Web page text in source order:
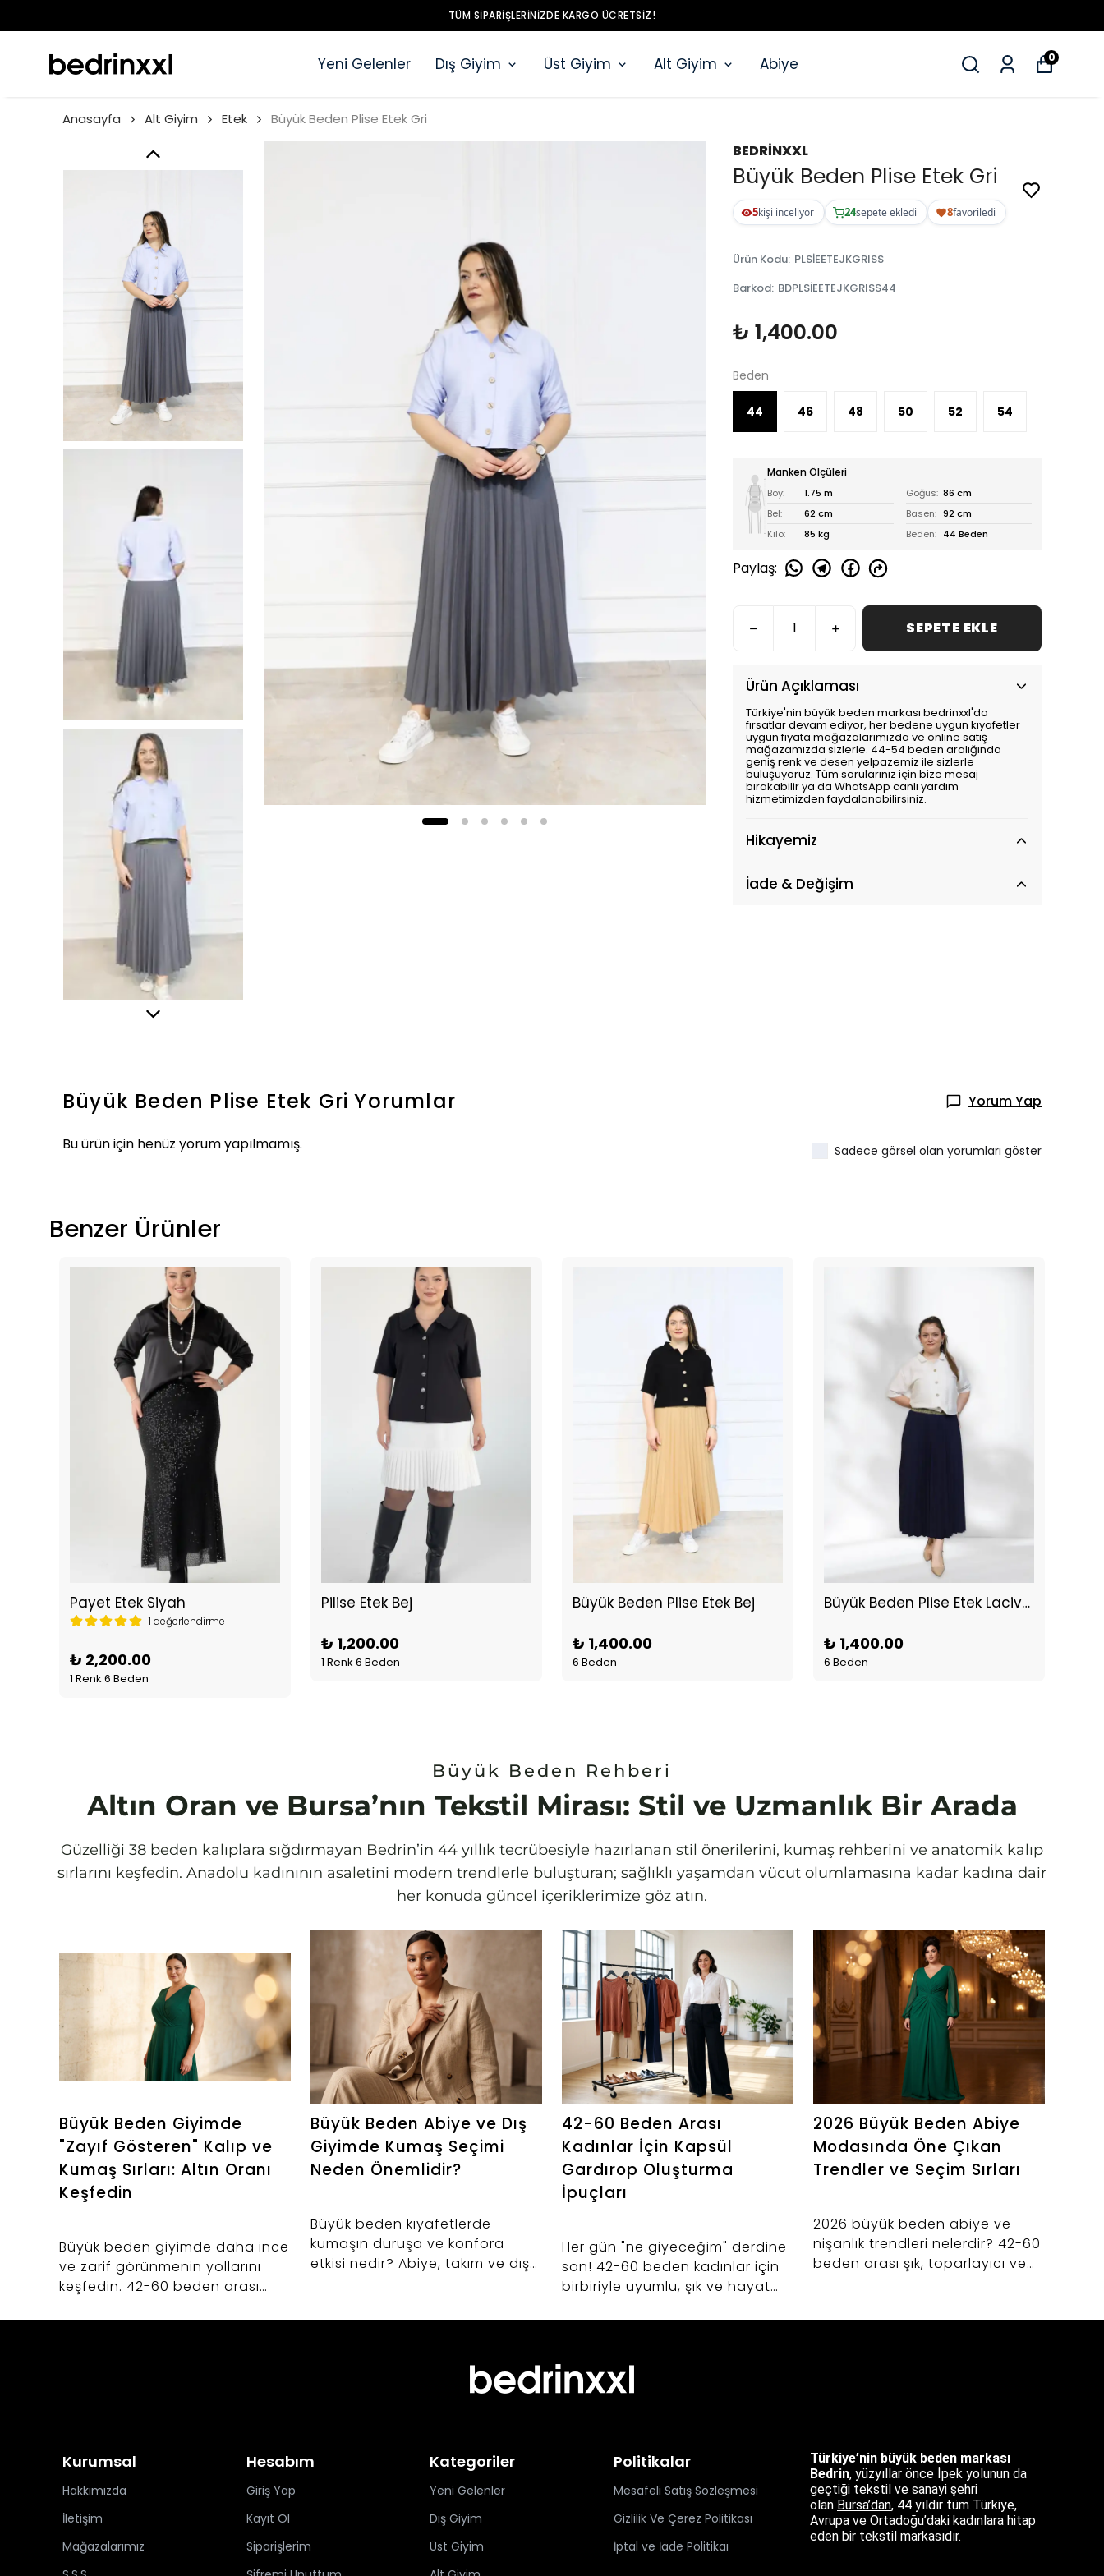
TÜM SIPARIŞLERINIZDE KARGO ÜCRETSIZ!
Yeni Gelenler Dış Giyim Üst Giyim Alt Giyim Abiye 0
Anasayfa Alt Giyim Etek Büyük Beden Plise Etek Gri
BEDRİNXXL
Büyük Beden Plise Etek Gri
5kişi inceliyor 24sepete ekledi 8favoriledi
Ürün Kodu: PLSİEETEJKGRISS
Barkod: BDPLSİEETEJKGRISS44
₺ 1,400.00
Beden
44 46 48 50 52 54
Manken Ölçüleri
Boy: 1.75 m Göğüs: 86 cm
Bel:
62 cm Basen: 92 cm
Kilo:
85 kg Beden: 44 Beden
Paylaş:
SEPETE EKLE
Ürün Açıklaması
Türkiye'nin büyük beden markası bedrinxxl'da
fırsatlar devam ediyor, her bedene uygun kıyafetler
uygun fiyata mağazalarımızda ve online satış
mağazamızda sizlerle. 44-54 beden aralığında
geniş renk ve desen yelpazemiz ile sizlerle
buluşuyoruz. Tüm sorularınız için bize mesaj
bırakabilir ya da WhatsApp canlı yardım
hizmetimizden faydalanabilirsiniz.
Hikayemiz
İade & Değişim
Büyük Beden Plise Etek Gri Yorumlar Yorum Yap
Bu ürün için henüz yorum yapılmamış. Sadece görsel olan yorumları göster
Benzer Ürünler
Payet Etek Siyah
1 değerlendirme
₺ 2,200.00
1 Renk 6 Beden
Pilise Etek Bej
₺ 1,200.00
1 Renk 6 Beden
Büyük Beden Plise Etek Bej
₺ 1,400.00
6 Beden
Büyük Beden Plise Etek Lacivert
₺ 1,400.00
6 Beden
Büyük Beden Rehberi
Altın Oran ve Bursa’nın Tekstil Mirası: Stil ve Uzmanlık Bir Arada
Güzelliği 38 beden kalıplara sığdırmayan Bedrin’in 44 yıllık tecrübesiyle hazırlanan stil önerilerini, kumaş rehberini ve anatomik kalıp
sırlarını keşfedin. Anadolu kadınının asaletini modern trendlerle buluşturan; sağlıklı yaşamdan vücut olumlamasına kadar kadına dair
her konuda güncel içeriklerimize göz atın.
Büyük Beden Giyimde
"Zayıf Gösteren" Kalıp ve
Kumaş Sırları: Altın Oranı
Keşfedin
Büyük beden giyimde daha ince
ve zarif görünmenin yollarını
keşfedin. 42-60 beden arası
uygun kalıp uzmanlığı, kumaş
Büyük Beden Abiye ve Dış
Giyimde Kumaş Seçimi
Neden Önemlidir?
Büyük beden kıyafetlerde
kumaşın duruşa ve konfora
etkisi nedir? Abiye, takım ve dış
42-60 Beden Arası
Kadınlar İçin Kapsül
Gardırop Oluşturma
İpuçları
Her gün "ne giyeceğim" derdine
son! 42-60 beden kadınlar için
birbiriyle uyumlu, şık ve hayat
oluşturmanın sırlarını keşfedin.
2026 Büyük Beden Abiye
Modasında Öne Çıkan
Trendler ve Seçim Sırları
2026 büyük beden abiye ve
nişanlık trendleri nelerdir? 42-60
beden arası şık, toparlayıcı ve
Kurumsal
Hakkımızda
İletişim
Mağazalarımız
Hesabım
Giriş Yap
Kayıt Ol
Siparişlerim
Kategoriler
Yeni Gelenler
Dış Giyim
Üst Giyim
Politikalar
Mesafeli Satış Sözleşmesi
Gizlilik Ve Çerez Politikası
İptal ve İade Politikaı
Türkiye’nin büyük beden markası
Bedrin, yüzyıllar önce İpek yolunun da
geçtiği tekstil ve sanayi şehri
olan Bursa’dan, 44 yıldır tüm Türkiye,
Avrupa ve Ortadoğu’daki kadınlara hitap
eden bir tekstil markasıdır.